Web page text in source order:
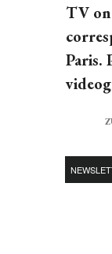
TV on
Paris.